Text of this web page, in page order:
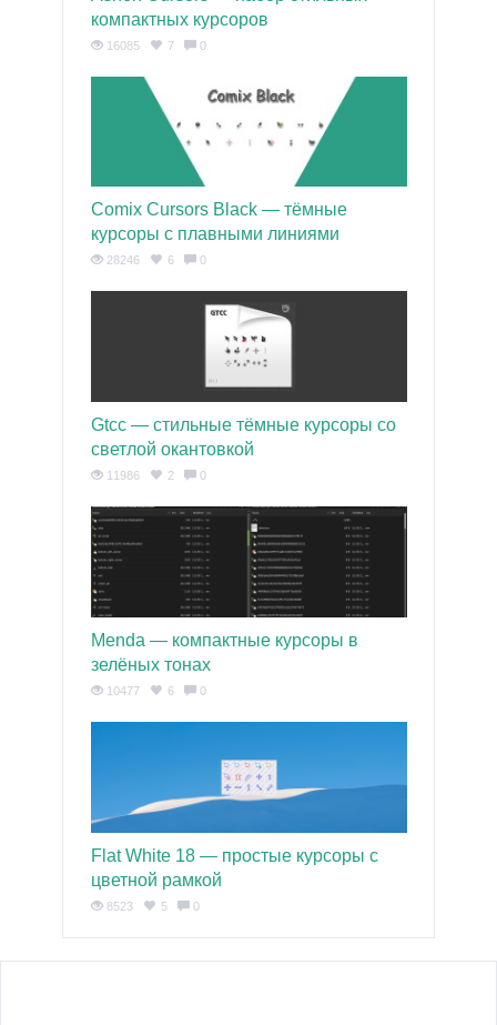
компактных курсоров
16085 7 0
Comix Cursors Black — тёмные
курсоры с плавными линиями
28246 6 0
Gtcc — стильные тёмные курсоры со
светлой окантовкой
11986 2 0
Menda — компактные курсоры в
зелёных тонах
10477 6 0
Flat White 18 — простые курсоры с
цветной рамкой
8523 5 0